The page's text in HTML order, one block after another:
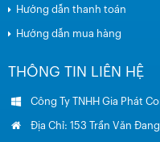
Hướng dẫn thanh toán
Hướng dẫn mua hàng
THÔNG TIN LIÊN HỆ
Công Ty TNHH Gia Phát
Địa Chỉ: 153 Trần Văn